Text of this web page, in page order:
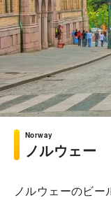
Norway
ノルウェー
ノルウェーのビ